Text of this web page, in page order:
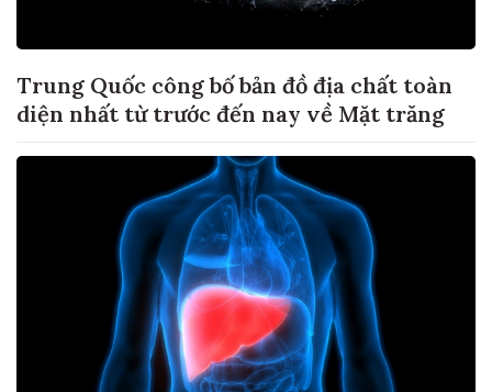
Trung Quốc công bố bản đồ địa chất toàn
diện nhất từ trước đến nay về Mặt trăng